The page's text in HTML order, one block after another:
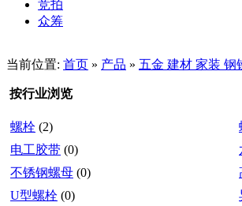
竞拍
众筹
当前位置: 首页 » 产品 » 五金 建材 家装 钢
按行业浏览
螺栓 (2)
电工胶带 (0)
不锈钢螺母 (0)
U型螺栓 (0)